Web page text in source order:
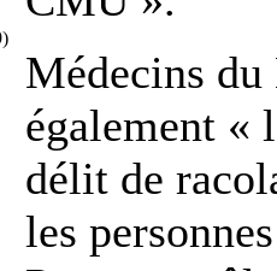
Médecins du
également «
délit de
les